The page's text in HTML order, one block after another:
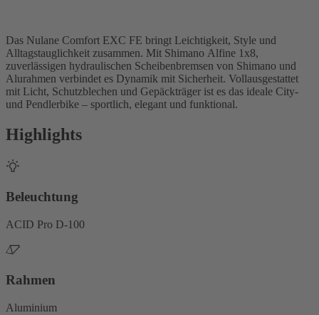
Das Nulane Comfort EXC FE bringt Leichtigkeit, Style und
Alltagstauglichkeit zusammen. Mit Shimano Alfine 1x8,
zuverlässigen hydraulischen Scheibenbremsen von Shimano und
Alurahmen verbindet es Dynamik mit Sicherheit. Vollausgestattet
mit Licht, Schutzblechen und Gepäckträger ist es das ideale City-
und Pendlerbike – sportlich, elegant und funktional.
Highlights
Beleuchtung
ACID Pro D-100
Rahmen
Aluminium